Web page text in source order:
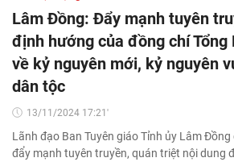
Lâm Đồng: Đẩy mạnh tuyên
định hướng của đồng chí Tổng
về kỷ nguyên mới, kỷ nguyên
dân tộc
13/11/2024 17:21'
Lãnh đạo Ban Tuyên giáo Tỉnh ủy Lâm Đồng
đẩy mạnh tuyên truyền, quán triệt nội dung